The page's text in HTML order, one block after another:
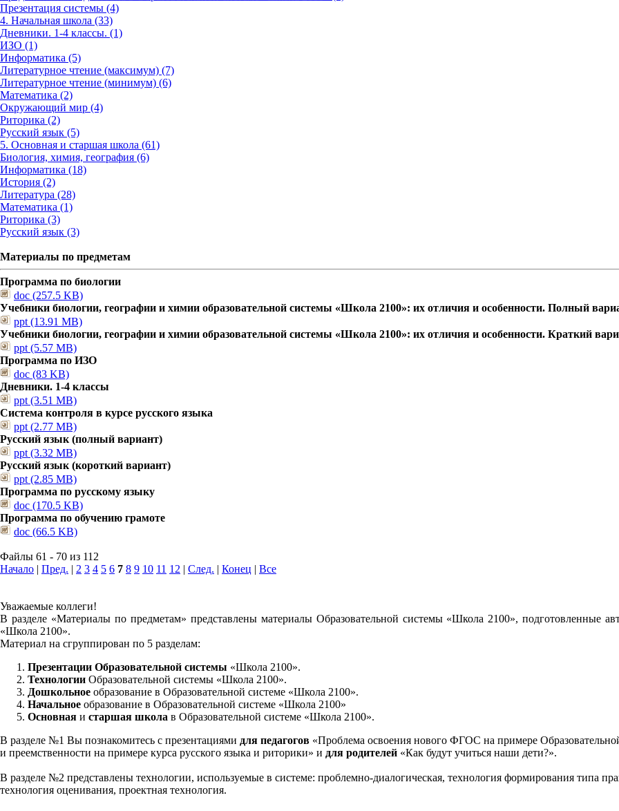
Презентация системы (4)
4. Начальная школа (33)
Дневники. 1-4 классы. (1)
ИЗО (1)
Информатика (5)
Литературное чтение (максимум) (7)
Литературное чтение (минимум) (6)
Математика (2)
Окружающий мир (4)
Риторика (2)
Русский язык (5)
5. Основная и старшая школа (61)
Биология, химия, география (6)
Информатика (18)
История (2)
Литература (28)
Математика (1)
Риторика (3)
Русский язык (3)
Материалы по предметам
Программа по биологии
doc (257.5 KB)
Учебники биологии, географии и химии образовательной системы «Школа 2100»: их отличия и особенности. Полный
ppt (13.91 MB)
Учебники биологии, географии и химии образовательной системы «Школа 2100»: их отличия и особенности. Краткий
ppt (5.57 MB)
Программа по ИЗО
doc (83 KB)
Дневники. 1-4 классы
ppt (3.51 MB)
Система контроля в курсе русского языка
ppt (2.77 MB)
Русский язык (полный вариант)
ppt (3.32 MB)
Русский язык (короткий вариант)
ppt (2.85 MB)
Программа по русскому языку
doc (170.5 KB)
Программа по обучению грамоте
doc (66.5 KB)
Файлы 61 - 70 из 112
Начало | Пред. | 2 3 4 5 6 7 8 9 10 11 12 | След. | Конец | Все
Уважаемые коллеги!
В разделе «Материалы по предметам» представлены материалы Образовательной системы «Школа 2100», подготовленные
«Школа 2100».
Материал на сгруппирован по 5 разделам:
Презентации Образовательной системы «Школа 2100».
Технологии Образовательной системы «Школа 2100».
Дошкольное образование в Образовательной системе «Школа 2100».
Начальное образование в Образовательной системе «Школа 2100»
Основная и старшая школа в Образовательной системе «Школа 2100».
В разделе №1 Вы познакомитесь с презентациями для педагогов «Проблема освоения нового ФГОС на примере
и преемственности на примере курса русского языка и риторики» и для родителей «Как будут учиться наши дети?».
В разделе №2 представлены технологии, используемые в системе: проблемно-диалогическая, технология формирования типа
технология оценивания, проектная технология.